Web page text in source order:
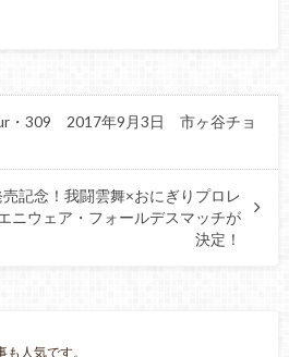
・309 2017年9月3日 市ヶ谷チョ
記念！我闘雲舞×おにぎりプロレ
ニウェア・フォールデスマッチが
決定！
も人気です。